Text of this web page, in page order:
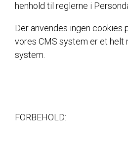
henhold til reglerne i
Der anvendes ingen cookies
vores CMS system er et helt
system.
FORBEHOLD: